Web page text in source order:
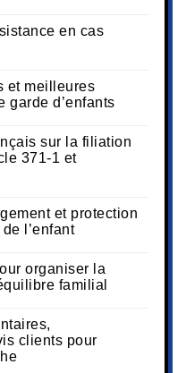
en cas
et meilleures
garde d’enfants
sur la filiation
371-1 et
et protection
l’enfant
organiser la
familial
clients pour